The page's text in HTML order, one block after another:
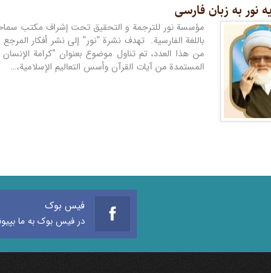
باللغة الفارسية. تهدف نشرة "نور" إلى نشر أفكار
من هذا العدد، تم تناول موضوع بعنوان "كرامة
المستمدة من آيات القرآن وأسس التعاليم الإسلامية،…
فیس بوک